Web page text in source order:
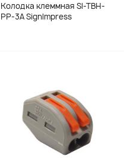
Колодка клеммная SI-TBH-
PP-3A SignImpress